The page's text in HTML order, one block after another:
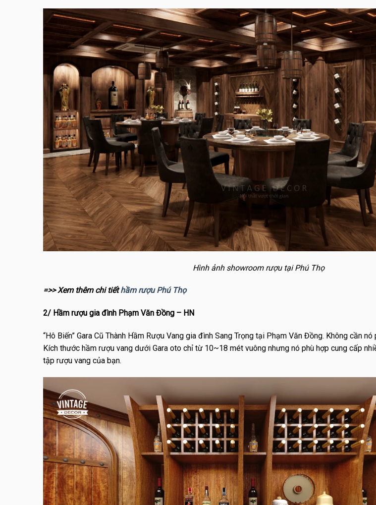
Hình ảnh showroom rượu tại Phú Thọ
=>> Xem thêm chi tiếthầm rượu Phú Thọ
2/ Hầm rượu gia đình Phạm Văn Đồng – HN
“Hô Biến” Gara Cũ Thành Hầm Rượu Vang gia đình Sang Trọng tại Phạm Văn Đồng. Không cần
Kích thước hầm rượu vang dưới Gara oto chỉ từ 10~18 mét vuông nhưng nó phù hợp cung cấp
tập rượu vang của bạn.